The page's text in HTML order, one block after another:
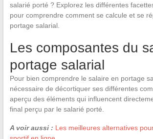
salarié porté ? Explorez les différentes
pour comprendre comment se calcule et se
portage salarial.
Les composantes du
portage salarial
Pour bien comprendre le salaire en portage
nécessaire de décortiquer ses différentes
aperçu des éléments qui influencent
final perçu par le salarié porté.
A voir aussi : Les meilleures alternatives